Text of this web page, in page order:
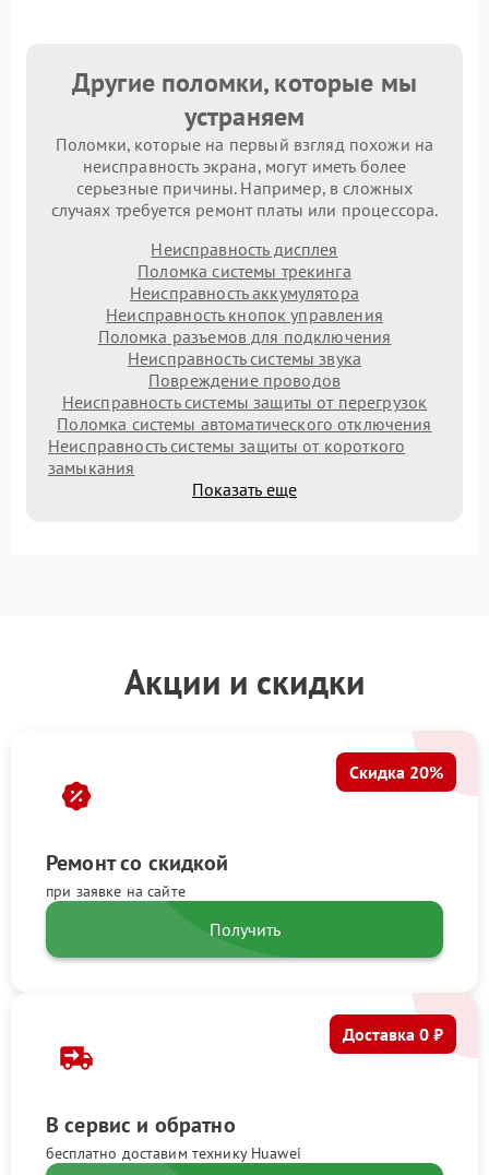
Другие поломки, которые мы
устраняем
Поломки, которые на первый взгляд похожи на
неисправность экрана, могут иметь более
серьезные причины. Например, в сложных
случаях требуется ремонт платы или процессора.
Неисправность дисплея
Поломка системы трекинга
Неисправность аккумулятора
Неисправность кнопок управления
Поломка разъемов для подключения
Неисправность системы звука
Повреждение проводов
Неисправность системы защиты от перегрузок
Поломка системы автоматического отключения
Неисправность системы защиты от короткого
замыкания
Показать еще
Акции и скидки
Ремонт со скидкой
при заявке на сайте
Скидка 20%
Получить
В сервис и обратно
бесплатно доставим технику Huawei
Доставка 0 ₽